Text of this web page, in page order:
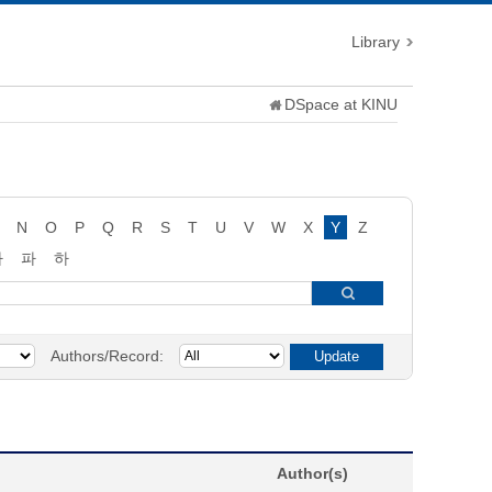
Library
DSpace at KINU
N O P Q R S T U V W X Y
Z
파
하
Authors/Record:
Author(s)